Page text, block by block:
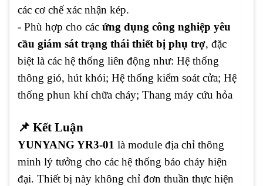
các cơ chế xác nhận kép.
- Phù hợp cho các ứng dụng công nghiệp yêu
cầu giám sát trạng thái thiết bị phụ trợ, đặc
biệt là các hệ thống liên động như: Hệ thống
thông gió, hút khói; Hệ thống kiểm soát cửa; Hệ
thống phun khí chữa cháy; Thang máy cứu hỏa
📌 Kết Luận
YUNYANG YR3-01 là module địa chỉ thông
minh lý tưởng cho các hệ thống báo cháy hiện
đại. Thiết bị này không chỉ đơn thuần thực hiện